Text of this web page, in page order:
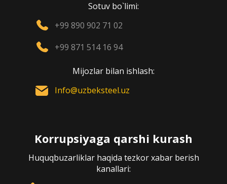
Sotuv bo`limi:
+99 890 902 71 02
+99 871 514 16 94
Mijozlar bilan ishlash:
Info@uzbeksteel.uz
Korrupsiyaga qarshi kurash
Huquqbuzarliklar haqida tezkor xabar berish
kanallari: